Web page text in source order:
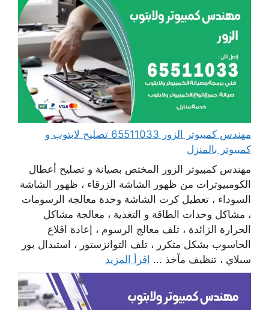
مهندس كمبيوتر الزور 65511033 تصليح لابتوب و
كمبيوتر بالمنزل
مهندس كمبيوتر الزور المختص بصيانة و تصليح أعطال
الكومبيوترات من ظهور الشاشة الزرقاء ، ظهور الشاشة
السوداء ، تعطيل كرت الشاشة وحدة معالجة الرسومات
، مشاكل وحدات الطاقة و التغذية ، معالجة مشاكل
الحرارة الزائدة ، تلف معالج الرسوم ، إعادة اقلاع
الحاسوب بشكل متكرر ، تلف التوانزستور ، استبدال بور
سبلاي ، تنظيف مآخذ ... اقرأ المزيد